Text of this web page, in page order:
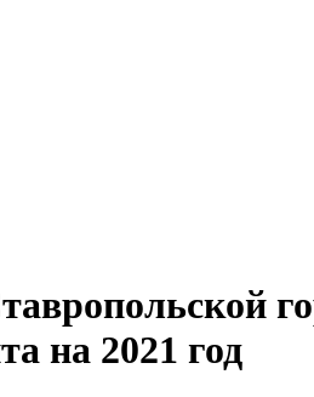
на 2021 год